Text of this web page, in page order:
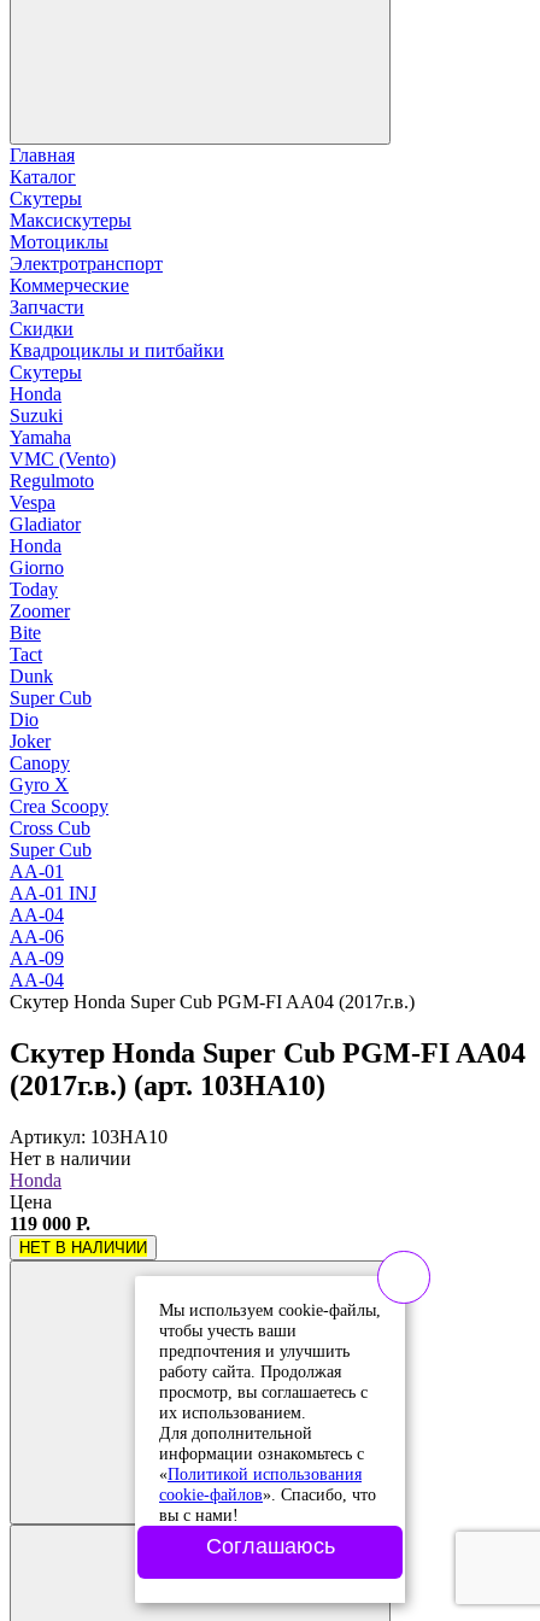
Главная
Каталог
Скутеры
Максискутеры
Мотоциклы
Электротранспорт
Коммерческие
Запчасти
Скидки
Квадроциклы и питбайки
Скутеры
Honda
Suzuki
Yamaha
VMC (Vento)
Regulmoto
Vespa
Gladiator
Honda
Giorno
Today
Zoomer
Bite
Tact
Dunk
Super Cub
Dio
Joker
Canopy
Gyro X
Crea Scoopy
Cross Cub
Super Cub
AA-01
AA-01 INJ
AA-04
AA-06
AA-09
AA-04
Скутер Honda Super Cub PGM-FI AA04 (2017г.в.)
Скутер Honda Super Cub PGM-FI AA04
(2017г.в.) (арт. 103HA10)
Артикул: 103HA10
Нет в наличии
Honda
Цена
119 000 Р.
НЕТ В НАЛИЧИИ
Добавить в
сравнение
Добавлено в
сравнение
Мы используем cookie-файлы,
чтобы учесть ваши
предпочтения и улучшить
работу сайта. Продолжая
просмотр, вы соглашаетесь с
их использованием.
Для дополнительной
информации ознакомьтесь с
«Политикой использования
cookie-файлов». Спасибо, что
вы с нами!
Соглашаюсь